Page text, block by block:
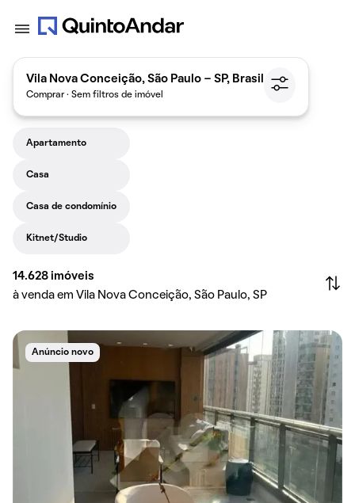
Vila Nova Conceição, São Paulo - SP, Brasil
Comprar · Sem filtros de imóvel
Apartamento
Casa
Casa de condomínio
Kitnet/Studio
14.628 imóveis
à venda em Vila Nova Conceição, São Paulo, SP
Anúncio novo